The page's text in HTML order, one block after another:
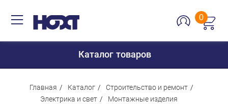
0
Каталог товаров
Главная Каталог
Строительство и ремонт
Электрика и свет
Монтажные изделия